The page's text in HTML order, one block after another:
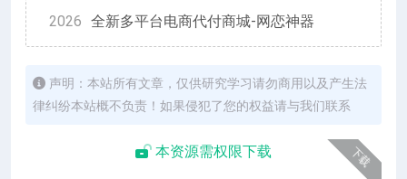
2026 全新多平台电商代付商城-网恋神器
声明：本站所有文章，仅供研究学习请勿商用以及产生法
律纠纷本站概不负责！如果侵犯了您的权益请与我们联系
下载
本资源需权限下载